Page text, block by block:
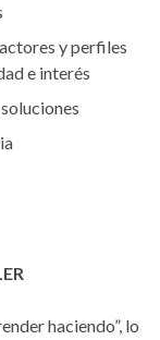
y perfiles
e interés
haciendo”, lo